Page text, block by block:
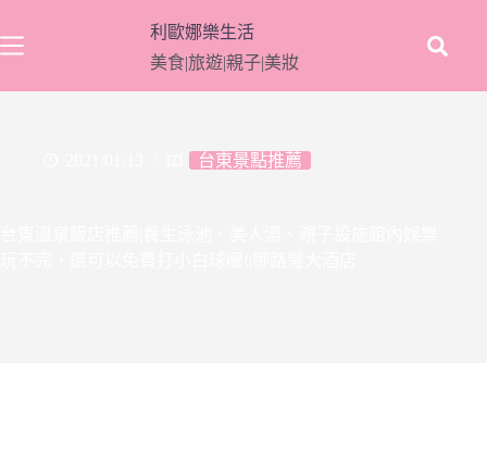
至
要
利歐娜樂生活
美食|旅遊|親子|美妝
台東景點推薦